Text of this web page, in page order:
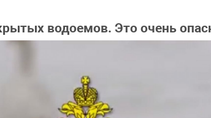
водоемов. Это очень